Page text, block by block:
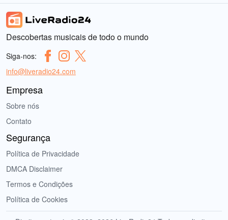
Descobertas musicais de todo o mundo
Siga-nos:
info@liveradio24.com
Empresa
Sobre nós
Contato
Segurança
Política de Privacidade
DMCA Disclaimer
Termos e Condições
Política de Cookies